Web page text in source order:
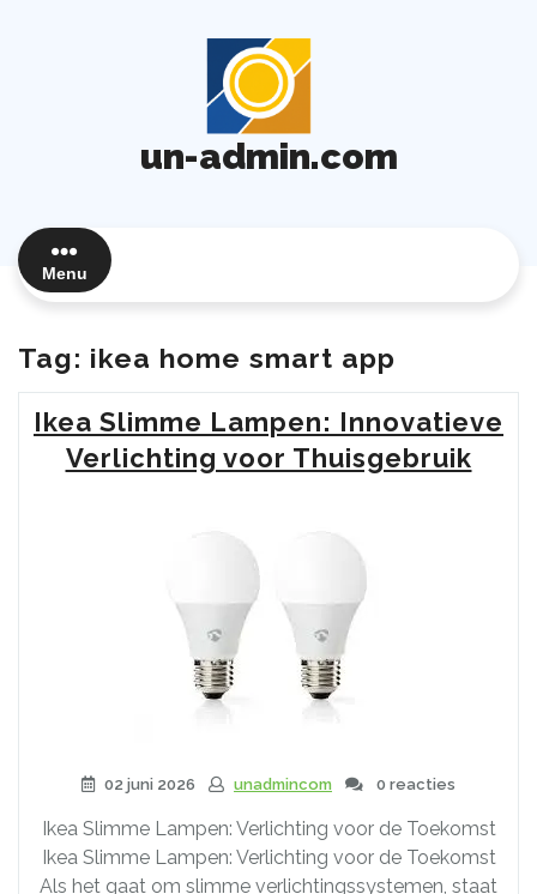
un-admin.com
Menu
Tag: ikea home smart app
Ikea Slimme Lampen: Innovatieve
Verlichting voor Thuisgebruik
02 juni 2026 unadmincom 0 reacties
Ikea Slimme Lampen: Verlichting voor de Toekomst
Ikea Slimme Lampen: Verlichting voor de Toekomst
Als het gaat om slimme verlichtingssystemen, staat